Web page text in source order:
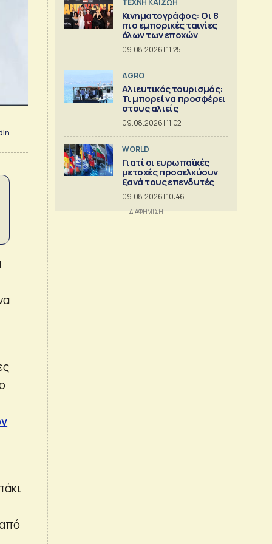
TΕΧΝΗ ΚΑΙ ΖΩΗ
Κινηματογράφος: Οι 8
πιο εμπορικές ταινίες
όλων των εποχών
09.08.2026 | 11:25
AGRO
Αλιευτικός τουρισμός:
Τι μπορεί να προσφέρει
στους αλιείς
09.08.2026 | 11:02
WORLD
Γιατί οι ευρωπαϊκές
μετοχές προσελκύουν
ξανά τους επενδυτές
09.08.2026 | 10:46